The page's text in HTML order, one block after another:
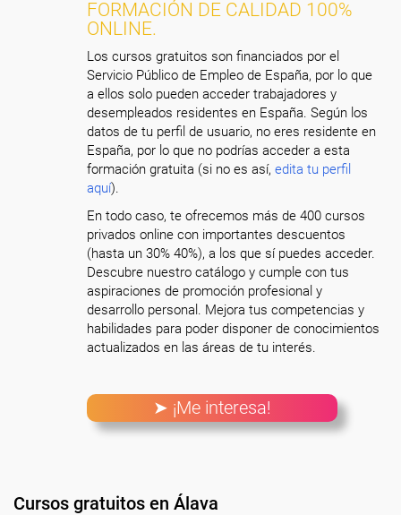
FORMACIÓN DE CALIDAD 100%
ONLINE.
Los cursos gratuitos son financiados por el
Servicio Público de Empleo de España, por lo que
a ellos solo pueden acceder trabajadores y
desempleados residentes en España. Según los
datos de tu perfil de usuario, no eres residente en
España, por lo que no podrías acceder a esta
formación gratuita (si no es así,edita tu perfil
aquí).
En todo caso, te ofrecemos más de 400 cursos
privados online con importantes descuentos
(hasta un 30% 40%), a los que sí puedes acceder.
Descubre nuestro catálogo y cumple con tus
aspiraciones de promoción profesional y
desarrollo personal. Mejora tus competencias y
habilidades para poder disponer de conocimientos
actualizados en las áreas de tu interés.
➤ ¡Me interesa!
Cursos gratuitos en Álava